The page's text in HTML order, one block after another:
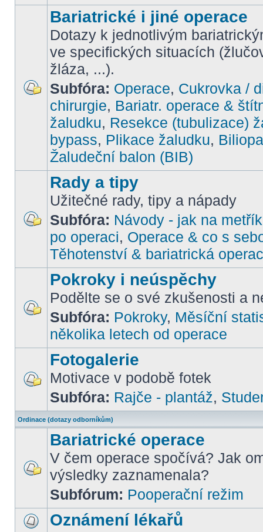
Bariatrické i jiné operace
Dotazy k jednotlivým
ve specifických situacích
žláza, ...).
Subfóra: Operace, Cukrovka /
chirurgie, Bariatr. operace &
žaludku, Resekce (tubulizace)
bypass, Plikace žaludku,
Žaludeční balon (BIB)
Rady a tipy
Užitečné rady, tipy a nápady
Subfóra: Návody - jak na
po operaci, Operace & co s
Těhotenství & bariatrická
Pokroky i neúspěchy
Podělte se o své zkušenosti a
Subfóra: Pokroky, Měsíční
několika letech od operace
Fotogalerie
Motivace v podobě fotek
Subfóra: Rajče - plantáž,
Ordinace (dotazy odborníkům)
Bariatrické operace
V čem operace spočívá? Jak
výsledky zaznamenala?
Subfórum: Pooperační režim
Oznámení lékařů